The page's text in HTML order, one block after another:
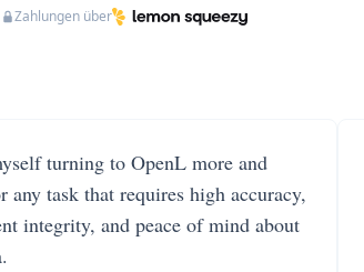
Zahlungen über
turning to OpenL more and
any task that requires high accuracy,
integrity, and peace of mind about